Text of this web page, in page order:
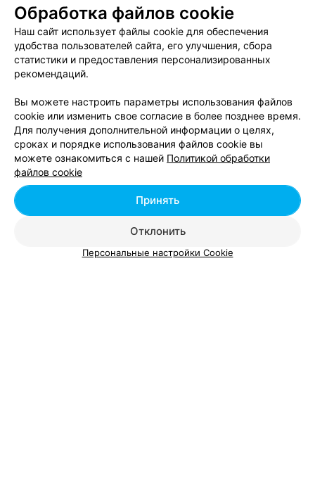
Все адреса
Вам будет интересно
Школы танцев в м-р Заславская в Минске
Школы танцев в м-р Каменная Горка в Минске
Школы танцев в м-р Колодищи в Минске
Обработка файлов cookie
Наш сайт использует файлы cookie для обеспечения
удобства пользователей сайта, его улучшения, сбора
статистики и предоставления персонализированных
рекомендаций.
Вы можете настроить параметры использования файлов
cookie или изменить свое согласие в более позднее время.
Для получения дополнительной информации о целях,
сроках и порядке использования файлов cookie вы
можете ознакомиться с нашей Политикой обработки
файлов cookie
Отклонить
Принять
Персональные настройки Cookie